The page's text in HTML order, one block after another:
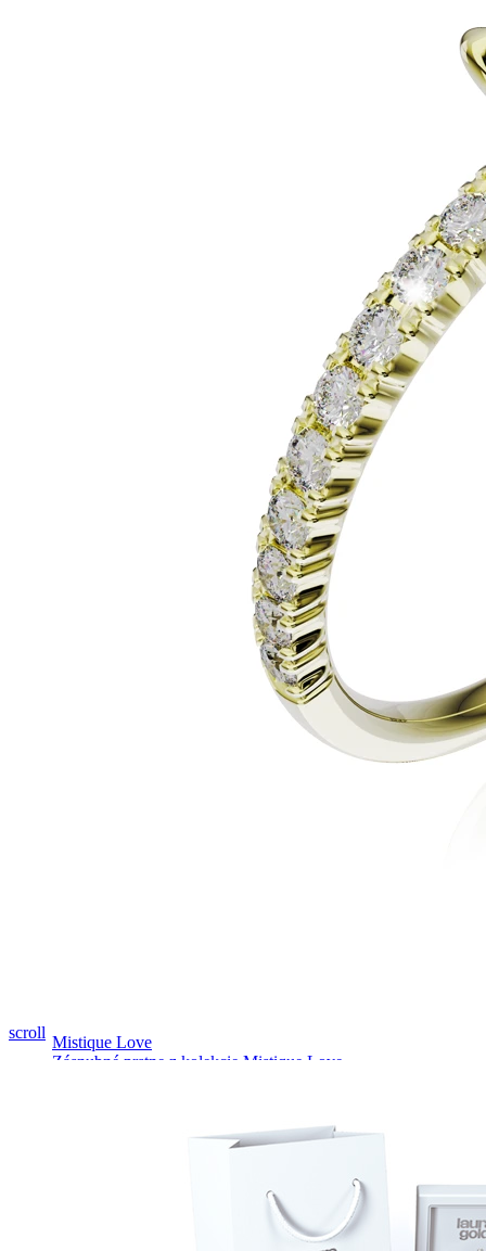
Mistique Love
Zásnubné prstne z kolekcie Mistique Love.
scroll